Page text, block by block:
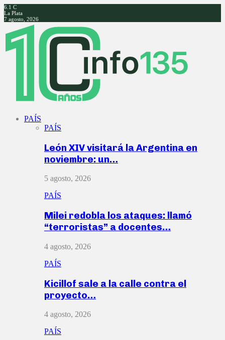
6.1 C
La Plata
7 agosto, 2026
Facebook
Twitter
Instagram
Youtube
PAÍS
PAÍS
León XIV visitará la Argentina en
noviembre: un…
5 agosto, 2026
PAÍS
Milei redobla los ataques: llamó
“terroristas” a docentes…
4 agosto, 2026
PAÍS
Kicillof sale a la calle contra el
proyecto…
4 agosto, 2026
PAÍS